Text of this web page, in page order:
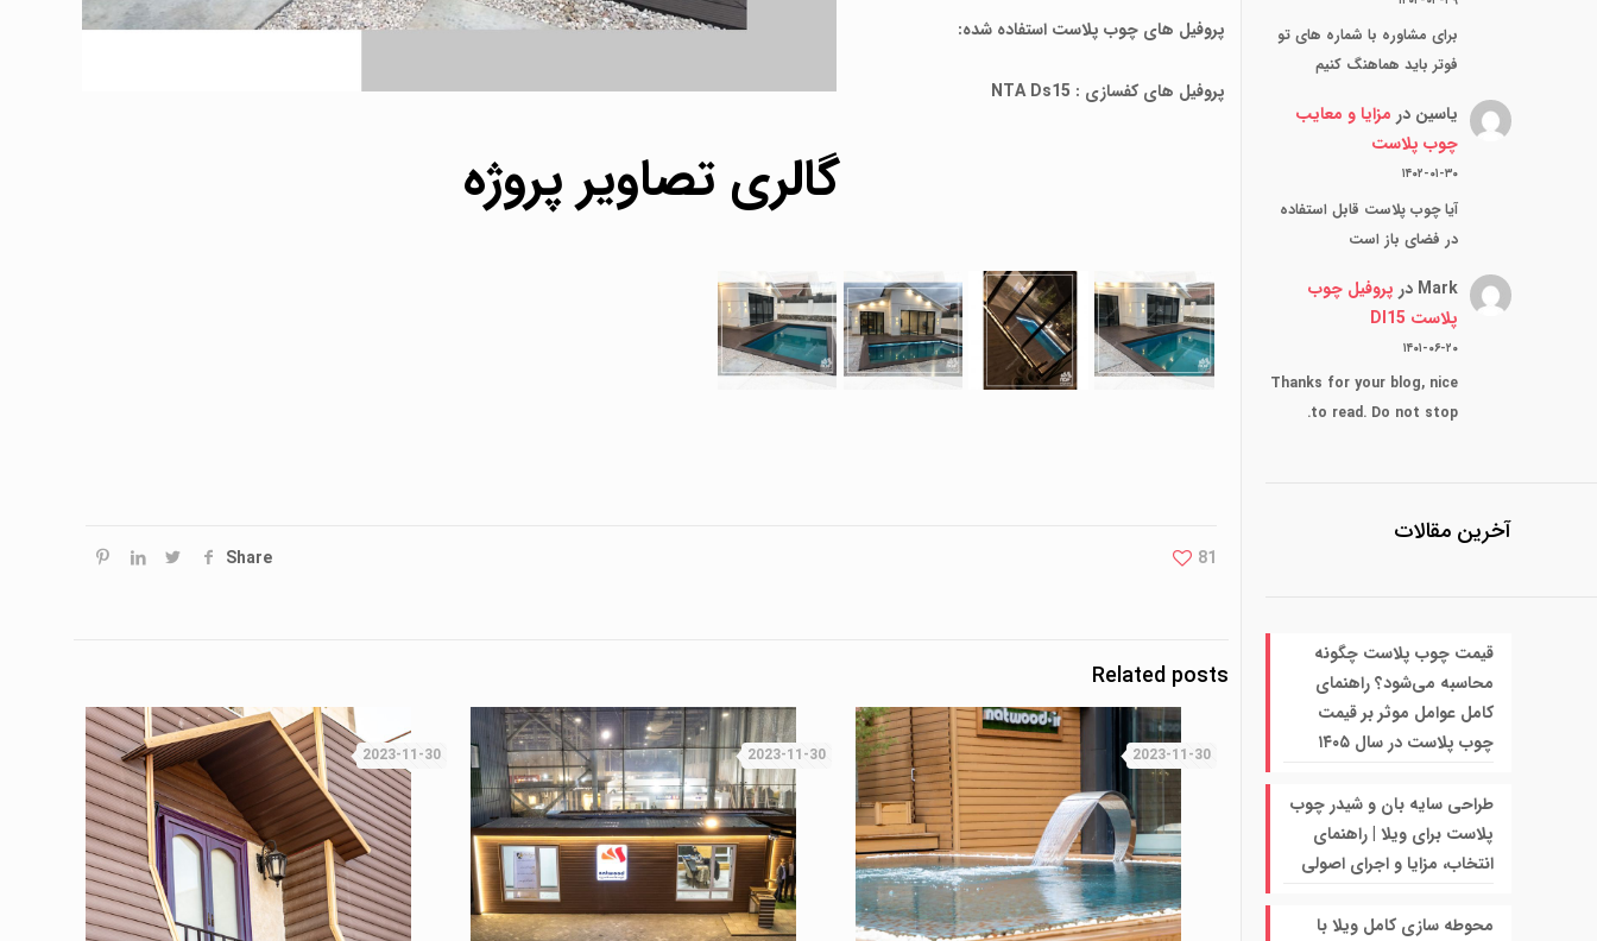
پروفیل های چوب پلاست استفاده شده:
پروفیل های کفسازی : NTA Ds15
گالری تصاویر پروژه
Share 81
Related posts
2023-11-30
2023-11-30
2023-11-30
برای مشاوره با شماره های تو
فوتر باید هماهنگ کنیم
یاسین در مزایا و معایب
چوب پلاست
۱۴۰۲-۰۱-۳۰
آیا چوب پلاست قابل استفاده
در فضای باز است
Mark در پروفیل چوب
پلاست Dl15
۱۴۰۱-۰۶-۲۰
Thanks for your blog, nice
to read. Do not stop.
آخرین مقالات
قیمت چوب پلاست چگونه
محاسبه می‌شود؟ راهنمای
کامل عوامل موثر بر قیمت
چوب پلاست در سال ۱۴۰۵
طراحی سایه بان و شیدر چوب
پلاست برای ویلا | راهنمای
انتخاب، مزایا و اجرای اصولی
محوطه سازی کامل ویلا با